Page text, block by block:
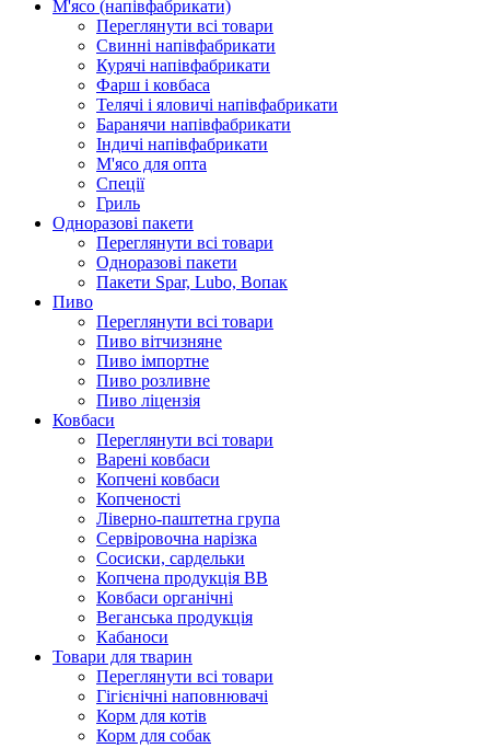
М'ясо (напiвфабрикати)
Переглянути всі товари
Свиннi напiвфабрикати
Курячi напiвфабрикати
Фарш i ковбаса
Телячi i яловичi напiвфабрикати
Баранячи напiвфабрикати
Iндичi напiвфабрикати
М'ясо для опта
Спеції
Гриль
Одноразові пакети
Переглянути всі товари
Одноразові пакети
Пакети Spar, Lubo, Вопак
Пиво
Переглянути всі товари
Пиво вітчизняне
Пиво імпортне
Пиво розливне
Пиво ліцензія
Ковбаси
Переглянути всі товари
Варені ковбаси
Копчені ковбаси
Копченості
Ліверно-паштетна група
Сервіровочна нарізка
Сосиски, сардельки
Копчена продукція ВВ
Ковбаси органічні
Веганська продукція
Кабаноси
Товари для тварин
Переглянути всі товари
Гігієнічні наповнювачі
Корм для котів
Корм для собак